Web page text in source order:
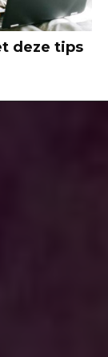
deze tips